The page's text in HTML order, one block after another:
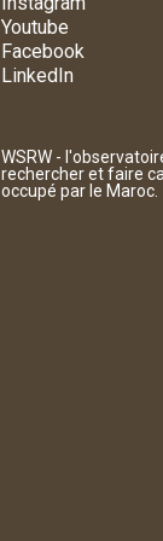
Youtube
Facebook
LinkedIn
WSRW -
rechercher et faire
occupé par le Maroc.